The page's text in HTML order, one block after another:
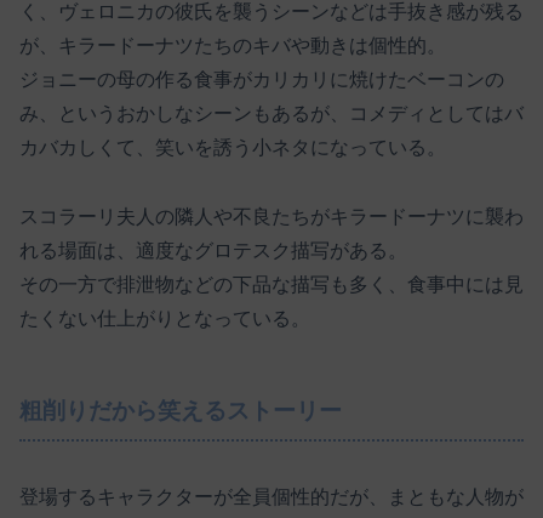
く、ヴェロニカの彼氏を襲うシーンなどは手抜き感が残る
が、キラードーナツたちのキバや動きは個性的。
ジョニーの母の作る食事がカリカリに焼けたベーコンの
み、というおかしなシーンもあるが、コメディとしてはバ
カバカしくて、笑いを誘う小ネタになっている。
スコラーリ夫人の隣人や不良たちがキラードーナツに襲わ
れる場面は、適度なグロテスク描写がある。
その一方で排泄物などの下品な描写も多く、食事中には見
たくない仕上がりとなっている。
粗削りだから笑えるストーリー
登場するキャラクターが全員個性的だが、まともな人物が